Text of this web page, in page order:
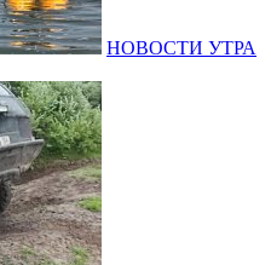
НОВОСТИ УТРА